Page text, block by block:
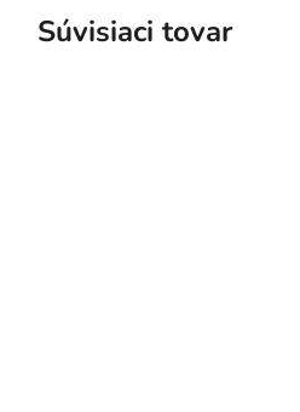
Súvisiaci tovar